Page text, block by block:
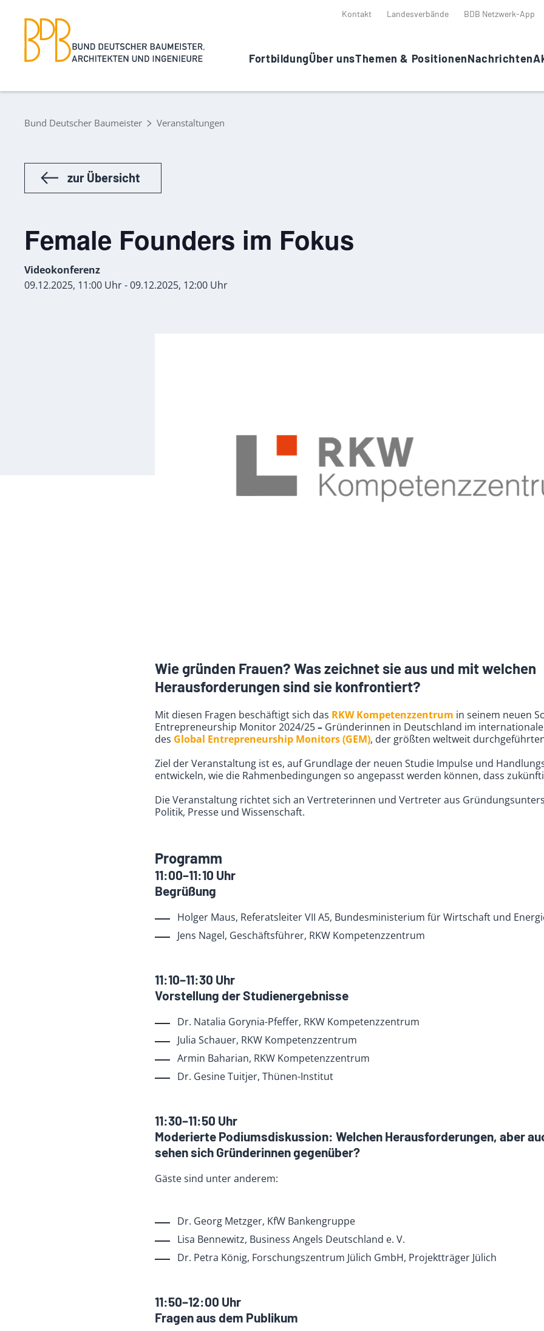
Kontakt Landesverbände BDB Netzwerk-App
FortbildungÜber unsThemen & PositionenNachrichten
Bund Deutscher Baumeister Veranstaltungen
zur Übersicht
Female Founders im Fokus
Videokonferenz
09.12.2025, 11:00 Uhr - 09.12.2025, 12:00 Uhr
Wie gründen Frauen? Was zeichnet sie aus und mit welchen
Herausforderungen sind sie konfrontiert?
Mit diesen Fragen beschäftigt sich das RKW Kompetenzzentrum in seinem neuen
Entrepreneurship Monitor 2024/25– Gründerinnen in Deutschland im
des Global Entrepreneurship Monitors (GEM), der größten weltweit
Ziel der Veranstaltung ist es, auf Grundlage der neuen Studie Impulse und
entwickeln, wie die Rahmenbedingungen so angepasst werden können, dass
Die Veranstaltung richtet sich an Vertreterinnen und Vertreter aus
Politik, Presse und Wissenschaft.
Programm
11:00­­­–11:10 Uhr
Begrüßung
Holger Maus, Referatsleiter VII A5, Bundesministerium für Wirtschaft und
Jens Nagel, Geschäftsführer, RKW Kompetenzzentrum
11:10­­­–11:30 Uhr
Vorstellung der Studienergebnisse
Dr. Natalia Gorynia-Pfeffer, RKW Kompetenzzentrum
Julia Schauer, RKW Kompetenzzentrum
Armin Baharian, RKW Kompetenzzentrum
Dr. Gesine Tuitjer, Thünen-Institut
11:30–11:50 Uhr
Moderierte Podiumsdiskussion: Welchen Herausforderungen, aber
sehen sich Gründerinnen gegenüber?
Gäste sind unter anderem:
Dr. Georg Metzger, KfW Bankengruppe
Lisa Bennewitz, Business Angels Deutschland e. V.
Dr. Petra König, Forschungszentrum Jülich GmbH, Projektträger Jülich
11:50–12:00 Uhr
Fragen aus dem Publikum